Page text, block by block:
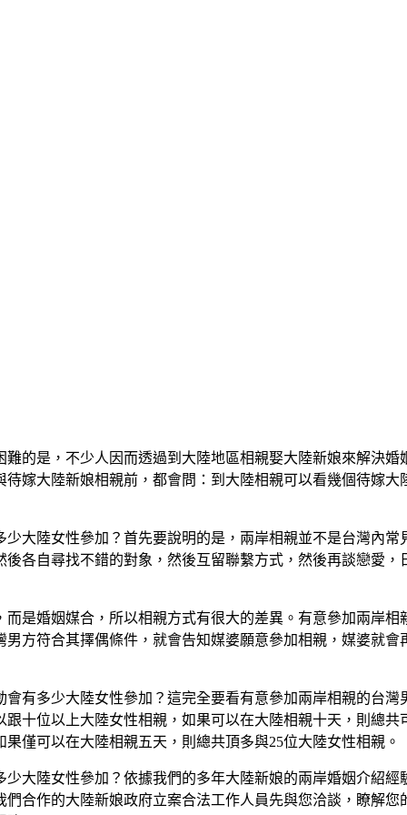
難的是，不少人因而透過到大陸地區相親娶大陸新娘來解決
嫁大陸新娘相親前，都會問：到大陸相親可以看幾個待嫁
大陸女性參加？首先要說明的是，兩岸相親並不是台灣內
各自尋找不錯的對象，然後互留聯繫方式，然後再談戀愛
是婚姻媒合，所以相親方式有很大的差異。有意參加兩岸
方符合其擇偶條件，就會告知媒婆願意參加相親，媒婆就
有多少大陸女性參加？這完全要看有意參加兩岸相親的台
十位以上大陸女性相親，如果可以在大陸相親十天，則總
僅可以在大陸相親五天，則總共頂多與25位大陸女性相親。
大陸女性參加？依據我們的多年大陸新娘的兩岸婚姻介紹
合作的大陸新娘政府立案合法工作人員先與您洽談，瞭解